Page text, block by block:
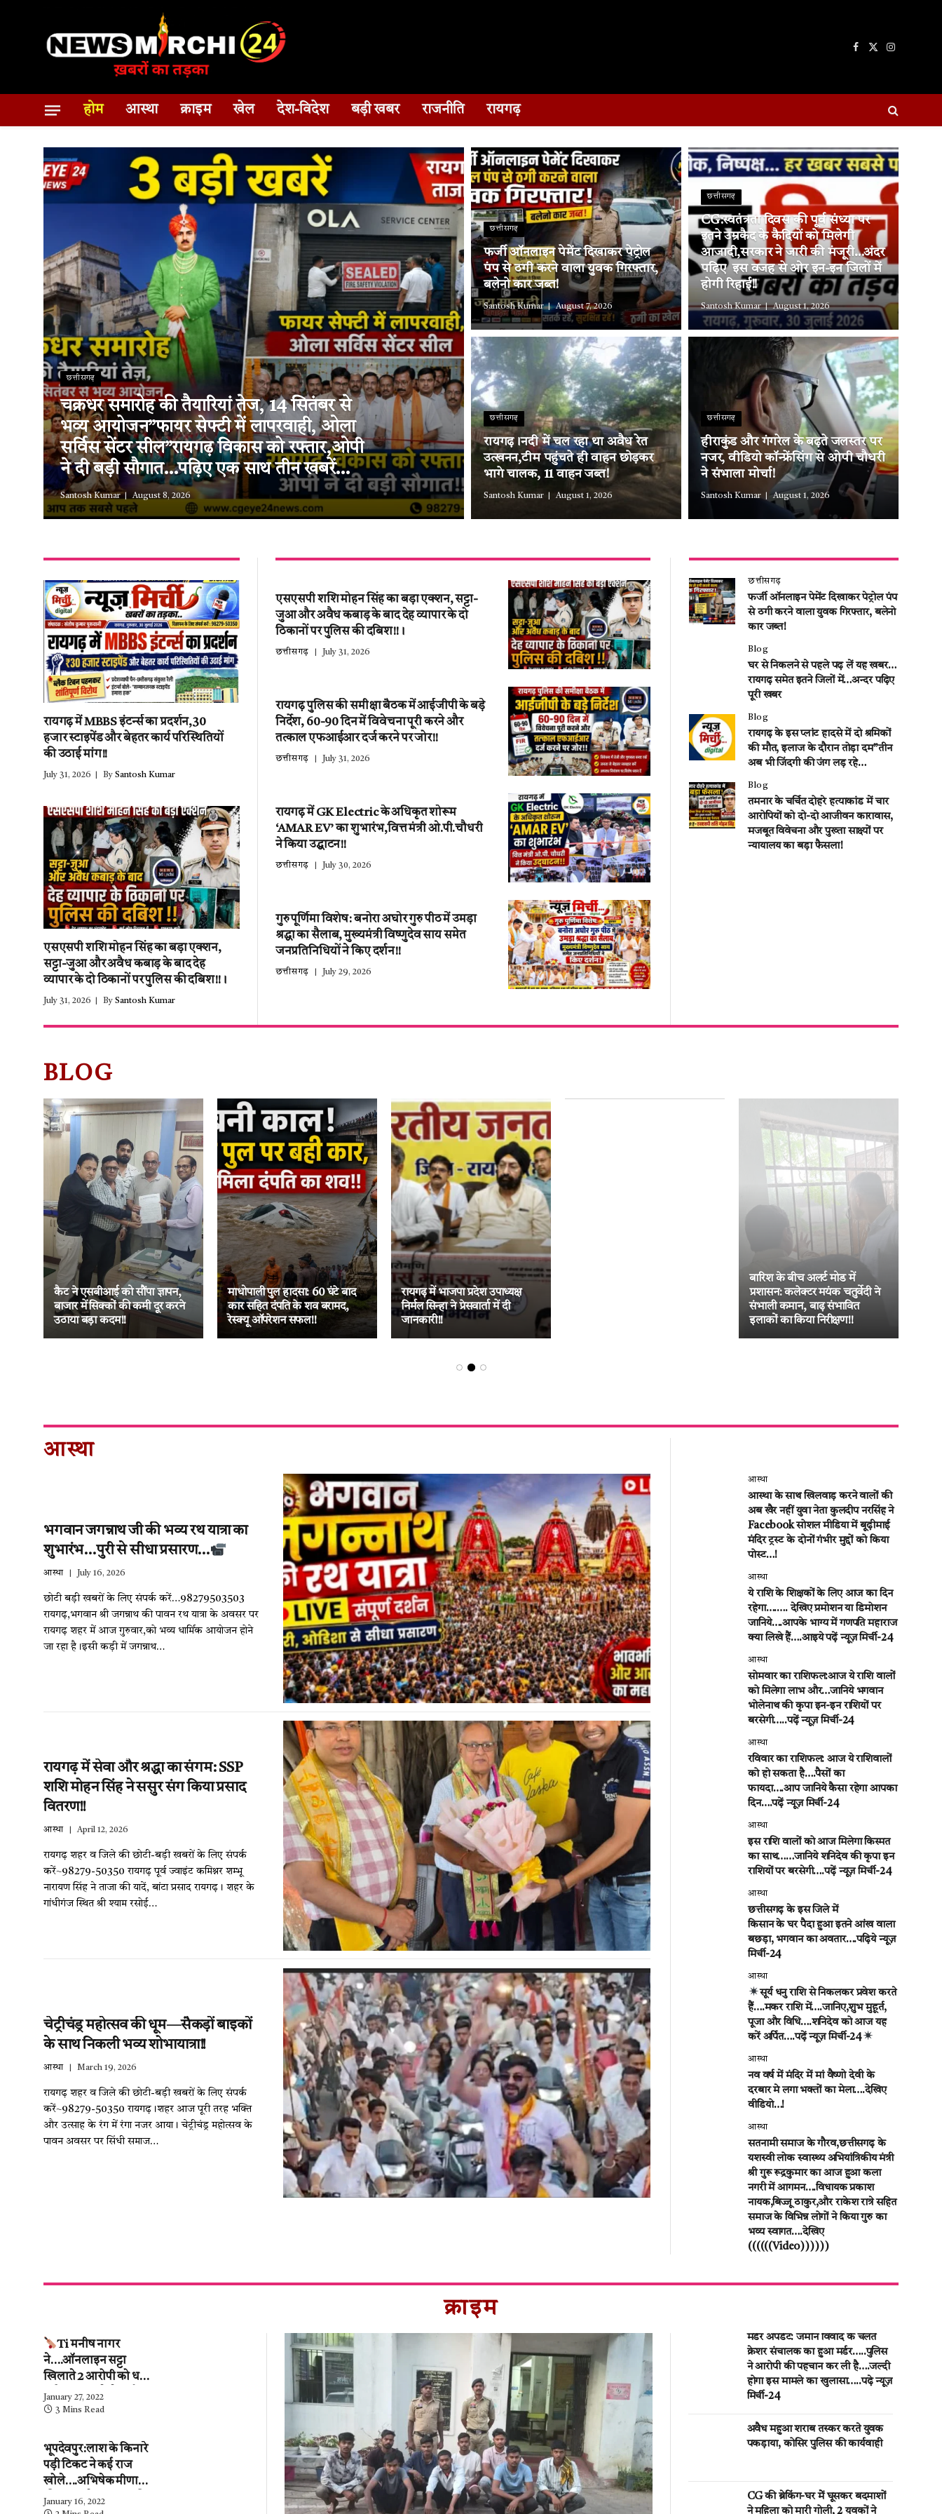
Facebook
X
Instagram
होम आस्था क्राइम खेल देश-विदेश बड़ी खबर राजनीति रायगढ़
छत्तीसगढ़
चक्रधर समारोह की तैयारियां तेज, 14 सितंबर से
भव्य आयोजन”फायर सेफ्टी में लापरवाही, ओला
सर्विस सेंटर सील”रायगढ़ विकास को रफ्तार,ओपी
ने दी बड़ी सौगात…पढ़िए एक साथ तीन खबरें…
Santosh Kumar August 8, 2026
छत्तीसगढ़
फर्जी ऑनलाइन पेमेंट दिखाकर पेट्रोल
पंप से ठगी करने वाला युवक गिरफ्तार,
बलेनो कार जब्त!
Santosh Kumar August 7, 2026
छत्तीसगढ़
रायगढ़।नदी में चल रहा था अवैध रेत
उत्खनन,टीम पहुंचते ही वाहन छोड़कर
भागे चालक, 11 वाहन जब्त!
Santosh Kumar August 1, 2026
छत्तीसगढ़
CG:स्वतंत्रता दिवस की पूर्व संध्या पर
इतने उम्रकैद के कैदियों को मिलेगी
आजादी,सरकार ने जारी की मंजूरी…अंदर
पढ़िए इस वजह से ओर इन-इन जिलों में
होगी रिहाई!!
Santosh Kumar August 1, 2026
छत्तीसगढ़
हीराकुंड और गंगरेल के बढ़ते जलस्तर पर
नजर, वीडियो कॉन्फ्रेंसिंग से ओपी चौधरी
ने संभाला मोर्चा!
Santosh Kumar August 1, 2026
रायगढ़ में MBBS इंटर्न्स का प्रदर्शन,30
हजार स्टाइपेंड और बेहतर कार्य परिस्थितियों
की उठाई मांग!!
July 31, 2026 By Santosh Kumar
एसएसपी शशि मोहन सिंह का बड़ा एक्शन,
सट्टा-जुआ और अवैध कबाड़ के बाद देह
व्यापार के दो ठिकानों पर पुलिस की दबिश!!।
July 31, 2026 By Santosh Kumar
एसएसपी शशि मोहन सिंह का बड़ा एक्शन, सट्टा-
जुआ और अवैध कबाड़ के बाद देह व्यापार के दो
ठिकानों पर पुलिस की दबिश!!।
छत्तीसगढ़ July 31, 2026
रायगढ़ पुलिस की समीक्षा बैठक में आईजीपी के बड़े
निर्देश, 60-90 दिन में विवेचना पूरी करने और
तत्काल एफआईआर दर्ज करने पर जोर!!
छत्तीसगढ़ July 31, 2026
रायगढ़ में GK Electric के अधिकृत शोरूम
‘AMAR EV’ का शुभारंभ,वित्त मंत्री ओ.पी.चौधरी
ने किया उद्घाटन!!
छत्तीसगढ़ July 30, 2026
गुरु पूर्णिमा विशेष: बनोरा अघोर गुरु पीठ में उमड़ा
श्रद्धा का सैलाब, मुख्यमंत्री विष्णुदेव साय समेत
जनप्रतिनिधियों ने किए दर्शन!!
छत्तीसगढ़ July 29, 2026
छत्तीसगढ़
फर्जी ऑनलाइन पेमेंट दिखाकर पेट्रोल पंप
से ठगी करने वाला युवक गिरफ्तार, बलेनो
कार जब्त!
Blog
घर से निकलने से पहले पढ़ लें यह खबर…
रायगढ़ समेत इतने जिलों में…अन्दर पढ़िए
पूरी खबर
Blog
रायगढ़ के इस प्लांट हादसे में दो श्रमिकों
की मौत, इलाज के दौरान तोड़ा दम”तीन
अब भी जिंदगी की जंग लड़ रहे…
Blog
तमनार के चर्चित दोहरे हत्याकांड में चार
आरोपियों को दो-दो आजीवन कारावास,
मजबूत विवेचना और पुख्ता साक्ष्यों पर
न्यायालय का बड़ा फैसला!
BLOG
कैट ने एसबीआई को सौंपा ज्ञापन,
बाजार में सिक्कों की कमी दूर करने
उठाया बड़ा कदम!!
माधोपाली पुल हादसा: 60 घंटे बाद
कार सहित दंपति के शव बरामद,
रेस्क्यू ऑपरेशन सफल!!
रायगढ़ में भाजपा प्रदेश उपाध्यक्ष
निर्मल सिन्हा ने प्रेसवार्ता में दी
जानकारी!!
बारिश के बीच अलर्ट मोड में
प्रशासन: कलेक्टर मयंक चतुर्वेदी ने
संभाली कमान, बाढ़ संभावित
इलाकों का किया निरीक्षण!!
आस्था
भगवान जगन्नाथ जी की भव्य रथ यात्रा का
शुभारंभ…पुरी से सीधा प्रसारण…
आस्था July 16, 2026
छोटी बड़ी खबरों के लिए संपर्क करें…98279503503
रायगढ़,भगवान श्री जगन्नाथ की पावन रथ यात्रा के अवसर पर
रायगढ़ शहर में आज गुरुवार,को भव्य धार्मिक आयोजन होने
जा रहा है।इसी कड़ी में जगन्नाथ…
रायगढ़ में सेवा और श्रद्धा का संगम: SSP
शशि मोहन सिंह ने ससुर संग किया प्रसाद
वितरण!!
आस्था April 12, 2026
रायगढ़ शहर व जिले की छोटी-बड़ी खबरों के लिए संपर्क
करें~98279-50350 रायगढ़ पूर्व ज्वाइंट कमिश्नर शम्भू
नारायण सिंह ने ताजा की यादें, बांटा प्रसाद रायगढ़। शहर के
गांधीगंज स्थित श्री श्याम रसोई…
चेट्रीचंड्र महोत्सव की धूम—सैकड़ों बाइकों
के साथ निकली भव्य शोभायात्रा!!
आस्था March 19, 2026
रायगढ़ शहर व जिले की छोटी-बड़ी खबरों के लिए संपर्क
करें~98279-50350 रायगढ़।शहर आज पूरी तरह भक्ति
और उत्साह के रंग में रंगा नजर आया। चेट्रीचंड्र महोत्सव के
पावन अवसर पर सिंधी समाज…
आस्था
आस्था के साथ खिलवाड़ करने वालों की
अब खैर नहीं युवा नेता कुलदीप नरसिंह ने
Facebook सोशल मीडिया में बूढ़ीमाई
मंदिर ट्रस्ट के दोनों गंभीर मुद्दों को किया
पोस्ट…!
आस्था
ये राशि के शिक्षकों के लिए आज का दिन
रहेगा….…. देखिए प्रमोशन या डिमोशन
जानिये….आपके भाग्य में गणपति महाराज
क्या लिखे हैं….आइये पढ़ें न्यूज़ मिर्ची-24
आस्था
सोमवार का राशिफल:आज ये राशि वालों
को मिलेगा लाभ और…जानिये भगवान
भोलेनाथ की कृपा इन-इन राशियों पर
बरसेगी…..पढ़ें न्यूज़ मिर्ची-24
आस्था
रविवार का राशिफल: आज ये राशिवालों
को हो सकता है….पैसों का
फायदा….आप जानिये कैसा रहेगा आपका
दिन….पढ़ें न्यूज़ मिर्ची-24
आस्था
इस राशि वालों को आज मिलेगा किस्मत
का साथ……जानिये शनिदेव की कृपा इन
राशियों पर बरसेगी….पढ़ें न्यूज़ मिर्ची-24
आस्था
छत्तीसगढ़ के इस जिले में
किसान के घर पैदा हुआ इतने आंख वाला
बछड़ा, भगवान का अवतार….पढ़िये न्यूज़
मिर्ची-24
आस्था
सूर्य धनु राशि से निकलकर प्रवेश करते
हैं….मकर राशि में….जानिए,शुभ मुहूर्त,
पूजा और विधि….शनिदेव को आज यह
करें अर्पित….पढ़ें न्यूज़ मिर्ची-24
आस्था
नव वर्ष में मंदिर में मां वैष्णो देवी के
दरबार मे लगा भक्तों का मेला….देखिए
वीडियो…!
आस्था
सतनामी समाज के गौरव,छत्तीसगढ़ के
यशस्वी लोक स्वास्थ्य अभियांत्रिकीय मंत्री
श्री गुरू रूद्रकुमार का आज हुआ कला
नगरी में आगमन….विधायक प्रकाश
नायक,बिज्जू ठाकुर,और राकेश रात्रे सहित
समाज के विभिन्न लोगों ने किया गुरु का
भव्य स्वागत….देखिए
((((((Video))))))
क्राइम
Ti मनीष नागर
ने….ऑनलाइन सट्टा
खिलाते 2 आरोपी को धर
दबोचा….कब्जे से ढाई
लाख के हिसाब-किताब
January 27, 2022
3 Mins Read
भूपदेवपुर:लाश के किनारे
पड़ी टिकट ने कई राज
खोले….अभिषेक मीणा
की पुलिस ने…महिला की
January 16, 2022
मर्डर अपडेट: जमीन विवाद के चलते
क्रेशर संचालक का हुआ मर्डर…..पुलिस
ने आरोपी की पहचान कर ली है….जल्दी
होगा इस मामले का खुलासा…..पढ़े न्यूज़
मिर्ची-24
अवैध महुआ शराब तस्कर करते युवक
पकड़ाया, कोसिर पुलिस की कार्यवाही
CG की ब्रेकिंग-घर मेें घूसकर बदमाशों
ने महिला को मारी गोली, 2 युवकों ने